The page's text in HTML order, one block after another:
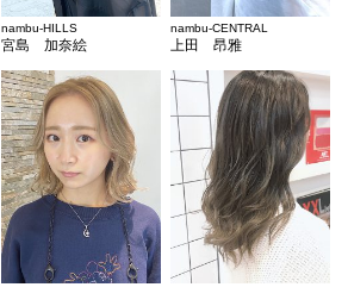
nambu-HILLS
宮島 加奈絵
nambu-CENTRAL
上田 昂雅